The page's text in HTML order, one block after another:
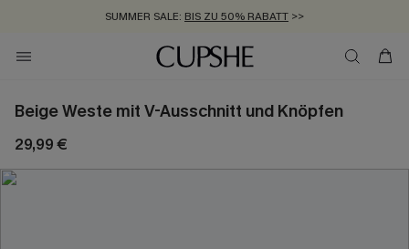
SUMMER SALE: BIS ZU 50% RABATT >>
ZUM NEWSLETTER:BIS ZU -20% EXTRA ERHALTEN
KOSTENLOSER VERSAND AB 89 €
Beige Weste mit V-Ausschnitt und Knöpfen
29,99 €